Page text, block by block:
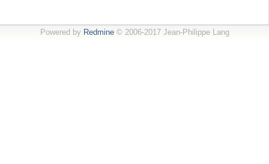
Powered by Redmine© 2006-2017 Jean-Philippe Lang